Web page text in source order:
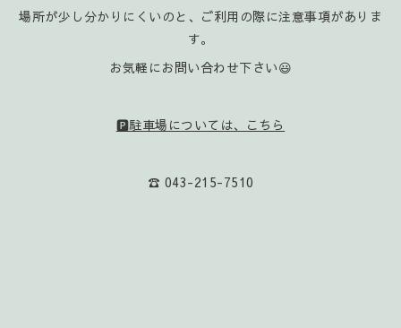
場所が少し分かりにくいのと、ご利用の際に注意事項がありま
す。
お気軽にお問い合わせ下さい😃
🅿️駐車場については、こちら
☎️ 043-215-7510